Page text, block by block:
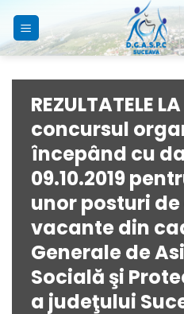
content
REZULTATELE
concursul
începând cu
09.10.2019
unor posturi
vacante din
Generale de
Socială şi
a judeţului